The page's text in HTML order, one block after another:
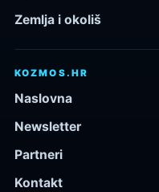
Zemlja i okoliš
KOZMOS.HR
Naslovna
Newsletter
Partneri
Kontakt